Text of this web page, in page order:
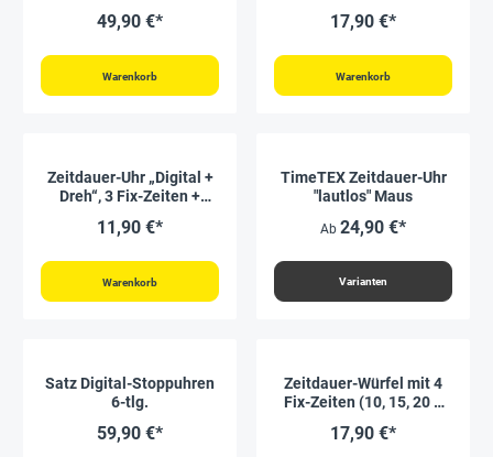
49,90 €*
Warenkorb
17,90 €*
Warenkorb
Zeitdauer-Uhr „Digital +
Dreh“, 3 Fix-Zeiten +
11,90 €*
Warenkorb
TimeTEX Zeitdauer-Uhr
"lautlos" Maus
Ab 24,90 €*
Varianten
Satz Digital-Stoppuhren
6-tlg.
59,90 €*
Zeitdauer-Würfel mit 4
Fix-Zeiten (10, 15, 20 &
17,90 €*